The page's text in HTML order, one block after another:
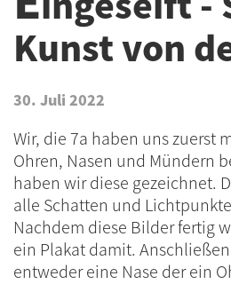
Kunst von
30. Juli 2022
Wir, die 7a haben uns zuerst
Ohren, Nasen und Mündern
haben wir diese gezeichnet.
alle Schatten und
Nachdem diese Bilder fertig
ein Plakat damit.
entweder eine Nase der ein